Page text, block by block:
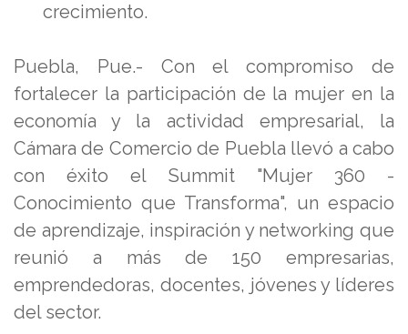
crecimiento.
Puebla, Pue.- Con el compromiso de
fortalecer la participación de la mujer en la
economía y la actividad empresarial, la
Cámara de Comercio de Puebla llevó a cabo
con éxito el Summit "Mujer 360 -
Conocimiento que Transforma", un espacio
de aprendizaje, inspiración y networking que
reunió a más de 150 empresarias,
emprendedoras, docentes, jóvenes y líderes
del sector.